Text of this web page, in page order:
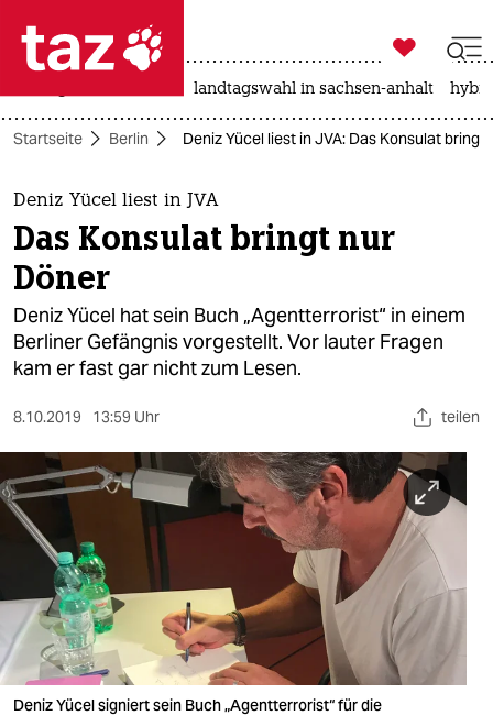
 taz zahl ich
taz zahl ich
themen
politik
öko
gesellschaft
sport
berlin
nord
wahrheit
verlag
verlag

taz zahl ich
landtagswahl in sachsen-anhalt
Startseite Berlin Deniz Yücel liest in JVA: Das Konsulat bringt
Deniz Yücel liest in JVA
Das Konsulat bringt nur
Döner
Deniz Yücel hat sein Buch „Agentterrorist“ in einem
Berliner Gefängnis vorgestellt. Vor lauter Fragen
kam er fast gar nicht zum Lesen.
8.10.2019 13:59 Uhr teilen
Deniz Yücel signiert sein Buch „Agentterrorist“ für die